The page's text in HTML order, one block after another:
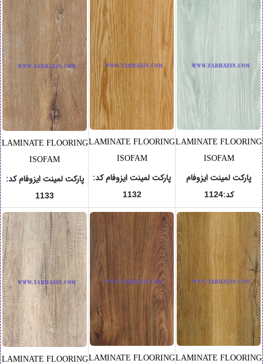
LAMINATE FLOORING
ISOFAM
پارکت لمینت ایزوفام
کد:
1124
LAMINATE FLOORING
ISOFAM
پارکت لمینت ایزوفامکد:
1132
LAMINATE FLOORING
ISOFAM
پارکت لمینت ایزوفامکد:
1133
LAMINATE FLOORING
LAMINATE FLOORING
LAMINATE FLOORING